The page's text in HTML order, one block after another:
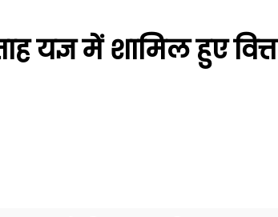
यज्ञ में शामिल हुए वित्त